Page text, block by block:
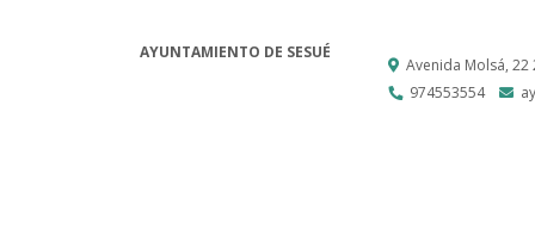
AYUNTAMIENTO DE SESUÉ
Avenida Molsá, 22
974553554